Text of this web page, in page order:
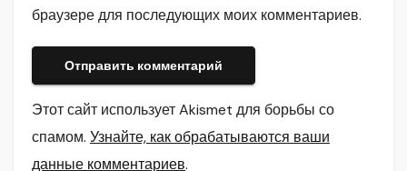
браузере для последующих моих комментариев.
Этот сайт использует Akismet для борьбы со
спамом. Узнайте, как обрабатываются ваши
данные комментариев.